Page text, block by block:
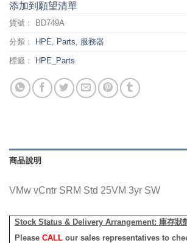
添加到願望清單
貨號： BD749A
分類： HPE, Parts, 服務器
標籤： HPE_Parts
商品說明
VMw vCntr SRM Std 25VM 3yr SW
Stock Status & Delivery Arrangement: 庫存狀
Please CALLour sales representatives to